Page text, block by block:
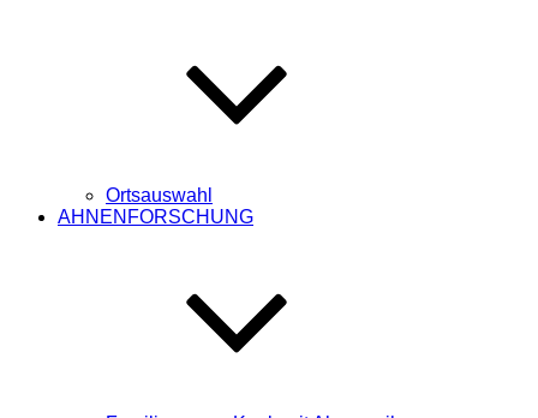
Ortsauswahl
AHNENFORSCHUNG